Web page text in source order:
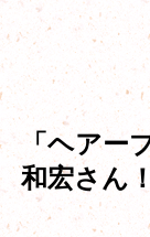
「ヘアー
和宏さん